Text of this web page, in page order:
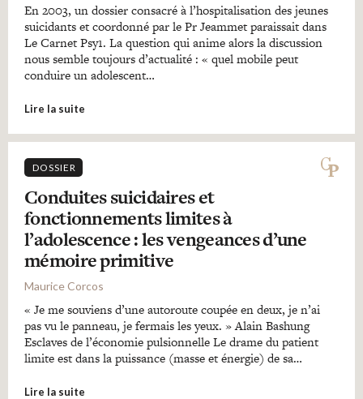
En 2003, un dossier consacré à l’hospitalisation des jeunes
suicidants et coordonné par le Pr Jeammet paraissait dans
Le Carnet Psy1. La question qui anime alors la discussion
nous semble toujours d’actualité : « quel mobile peut
conduire un adolescent…
Lire la suite
DOSSIER
Conduites suicidaires et
fonctionnements limites à
l’adolescence : les vengeances d’une
mémoire primitive
Maurice Corcos
« Je me souviens d’une autoroute coupée en deux, je n’ai
pas vu le panneau, je fermais les yeux. » Alain Bashung
Esclaves de l’économie pulsionnelle Le drame du patient
limite est dans la puissance (masse et énergie) de sa…
Lire la suite